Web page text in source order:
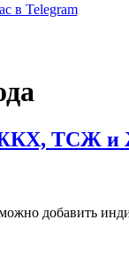
в Telegram
ЖКХ, ТСЖ
добавить